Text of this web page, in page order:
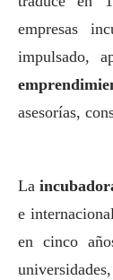
empresas
impulsado,
asesorías,
La
e
en cinco